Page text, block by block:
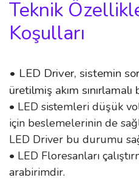
Teknik
Koşulları
• LED Driver, sistemin
üretilmiş akım
• LED sistemleri düşük
için beslemelerinin de
LED Driver bu durumu
• LED Floresanları
arabirimdir.